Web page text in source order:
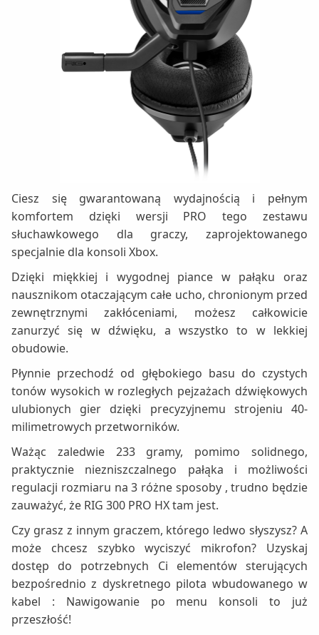
Ciesz się gwarantowaną wydajnością i pełnym
komfortem dzięki wersji PRO tego zestawu
słuchawkowego dla graczy, zaprojektowanego
specjalnie dla konsoli Xbox.
Dzięki miękkiej i wygodnej piance w pałąku oraz
nausznikom otaczającym całe ucho, chronionym przed
zewnętrznymi zakłóceniami, możesz całkowicie
zanurzyć się w dźwięku, a wszystko to w lekkiej
obudowie.
Płynnie przechodź od głębokiego basu do czystych
tonów wysokich w rozległych pejzażach dźwiękowych
ulubionych gier dzięki precyzyjnemu strojeniu 40-
milimetrowych przetworników.
Ważąc zaledwie 233 gramy, pomimo solidnego,
praktycznie niezniszczalnego pałąka i możliwości
regulacji rozmiaru na 3 różne sposoby , trudno będzie
zauważyć, że RIG 300 PRO HX tam jest.
Czy grasz z innym graczem, którego ledwo słyszysz? A
może chcesz szybko wyciszyć mikrofon? Uzyskaj
dostęp do potrzebnych Ci elementów sterujących
bezpośrednio z dyskretnego pilota wbudowanego w
kabel : Nawigowanie po menu konsoli to już
przeszłość!